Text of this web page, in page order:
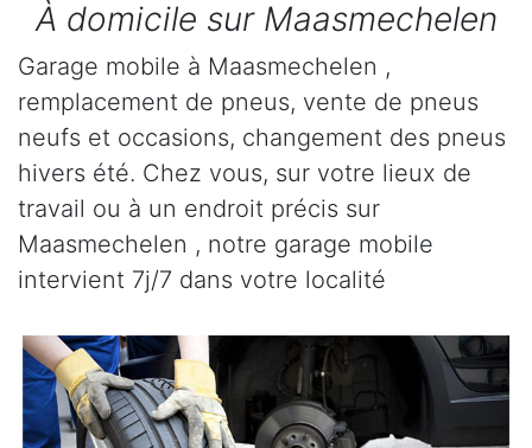
À domicile sur Maasmechelen
Garage mobile à Maasmechelen ,
remplacement de pneus, vente de pneus
neufs et occasions, changement des pneus
hivers été. Chez vous, sur votre lieux de
travail ou à un endroit précis sur
Maasmechelen , notre garage mobile
intervient 7j/7 dans votre localité